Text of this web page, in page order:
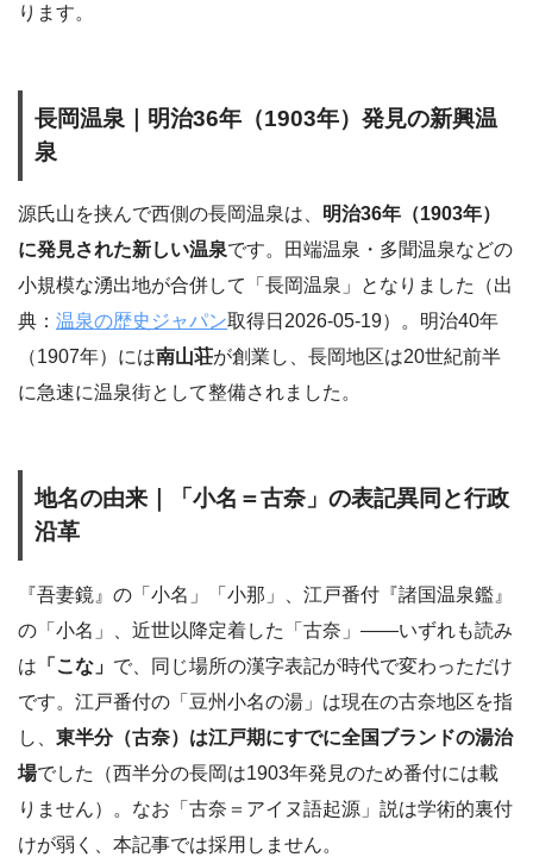
ります。
長岡温泉｜明治36年（1903年）発見の新興温
泉
源氏山を挟んで西側の長岡温泉は、 明治36年（1903年）
に発見された新しい温泉です。田端温泉・多聞温泉などの
小規模な湧出地が合併して「長岡温泉」となりました（出
典： 温泉の歴史ジャパン取得日2026-05-19）。明治40年
（1907年）には南山荘が創業し、長岡地区は20世紀前半
に急速に温泉街として整備されました。
地名の由来｜「小名＝古奈」の表記異同と行政
沿革
『吾妻鏡』の「小名」「小那」、江戸番付『諸国温泉鑑』
の「小名」、近世以降定着した「古奈」――いずれも読み
は 「こな」 で、同じ場所の漢字表記が時代で変わっただけ
です。江戸番付の「豆州小名の湯」は現在の古奈地区を指
し、 東半分（古奈）は江戸期にすでに全国ブランドの湯治
場でした（西半分の長岡は1903年発見のため番付には載
りません）。なお「古奈＝アイヌ語起源」説は学術的裏付
けが弱く、本記事では採用しません。